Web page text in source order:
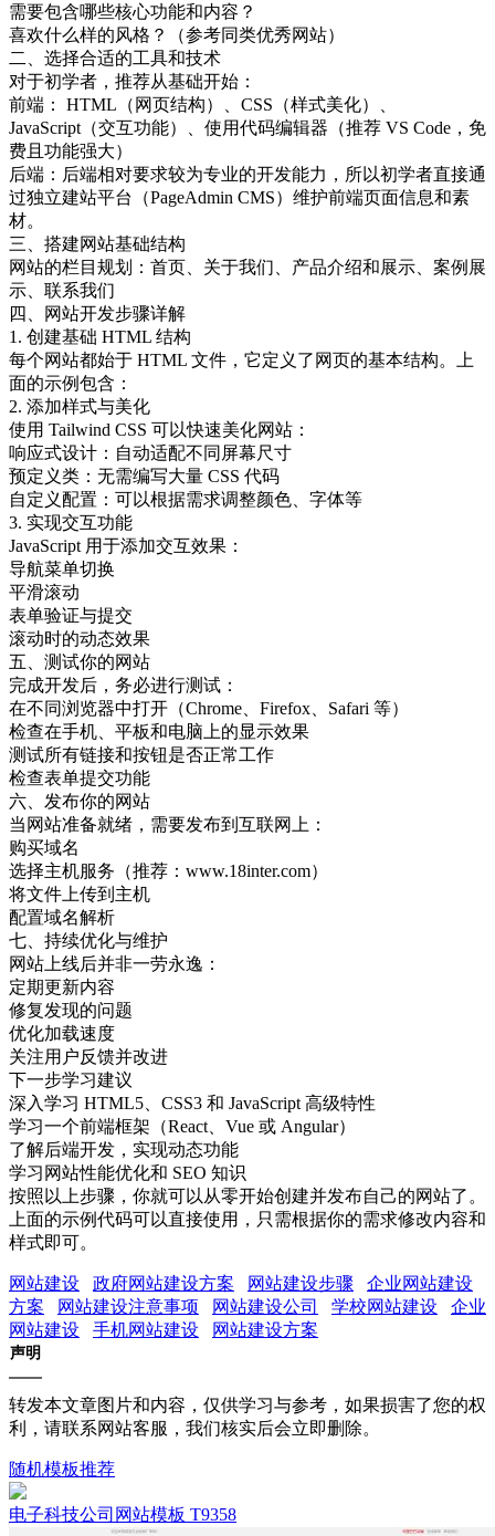
需要包含哪些核心功能和内容？
喜欢什么样的风格？（参考同类优秀网站）
二、选择合适的工具和技术
对于初学者，推荐从基础开始：
前端： HTML（网页结构）、CSS（样式美化）、
JavaScript（交互功能）、使用代码编辑器（推荐 VS Code，免
费且功能强大）
后端：后端相对要求较为专业的开发能力，所以初学者直接通
过独立建站平台（PageAdmin CMS）维护前端页面信息和素
材。
三、搭建网站基础结构
网站的栏目规划：首页、关于我们、产品介绍和展示、案例展
示、联系我们
四、网站开发步骤详解
1. 创建基础 HTML 结构
每个网站都始于 HTML 文件，它定义了网页的基本结构。上
面的示例包含：
2. 添加样式与美化
使用 Tailwind CSS 可以快速美化网站：
响应式设计：自动适配不同屏幕尺寸
预定义类：无需编写大量 CSS 代码
自定义配置：可以根据需求调整颜色、字体等
3. 实现交互功能
JavaScript 用于添加交互效果：
导航菜单切换
平滑滚动
表单验证与提交
滚动时的动态效果
五、测试你的网站
完成开发后，务必进行测试：
在不同浏览器中打开（Chrome、Firefox、Safari 等）
检查在手机、平板和电脑上的显示效果
测试所有链接和按钮是否正常工作
检查表单提交功能
六、发布你的网站
当网站准备就绪，需要发布到互联网上：
购买域名
选择主机服务（推荐：www.18inter.com）
将文件上传到主机
配置域名解析
七、持续优化与维护
网站上线后并非一劳永逸：
定期更新内容
修复发现的问题
优化加载速度
关注用户反馈并改进
下一步学习建议
深入学习 HTML5、CSS3 和 JavaScript 高级特性
学习一个前端框架（React、Vue 或 Angular）
了解后端开发，实现动态功能
学习网站性能优化和 SEO 知识
按照以上步骤，你就可以从零开始创建并发布自己的网站了。
上面的示例代码可以直接使用，只需根据你的需求修改内容和
样式即可。
网站建设 政府网站建设方案 网站建设步骤
企业网站建设
方案
网站建设注意事项 网站建设公司 学校网站建设
企业
网站建设
手机网站建设 网站建设方案
声明
转发本文章图片和内容，仅供学习与参考，如果损害了您的权
利，请联系网站客服，我们核实后会立即删除。
随机模板推荐
电子科技公司网站模板 T9358